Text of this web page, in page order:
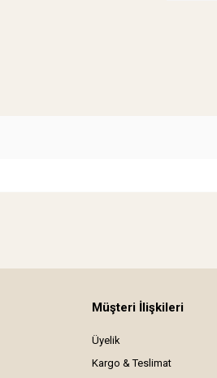
Müşteri İlişkileri
Üyelik
Kargo & Teslimat